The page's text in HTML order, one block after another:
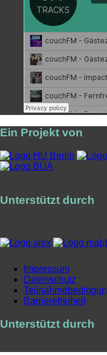
Ein Projekt von
Unterstützt durch
Impressum
Datenschutz
Barrierefreiheit
Unterstützt durch